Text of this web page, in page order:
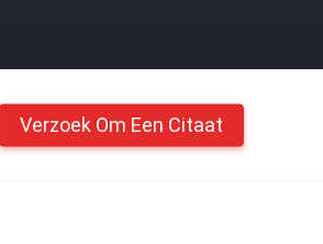
Verzoek Om Een Citaat